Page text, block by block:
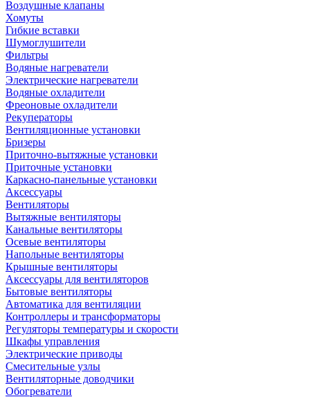
Воздушные клапаны
Хомуты
Гибкие вставки
Шумоглушители
Фильтры
Водяные нагреватели
Электрические нагреватели
Водяные охладители
Фреоновые охладители
Рекуператоры
Вентиляционные установки
Бризеры
Приточно-вытяжные установки
Приточные установки
Каркасно-панельные установки
Аксессуары
Вентиляторы
Вытяжные вентиляторы
Канальные вентиляторы
Осевые вентиляторы
Напольные вентиляторы
Крышные вентиляторы
Аксессуары для вентиляторов
Бытовые вентиляторы
Автоматика для вентиляции
Контроллеры и трансформаторы
Регуляторы температуры и скорости
Шкафы управления
Электрические приводы
Смесительные узлы
Вентиляторные доводчики
Обогреватели